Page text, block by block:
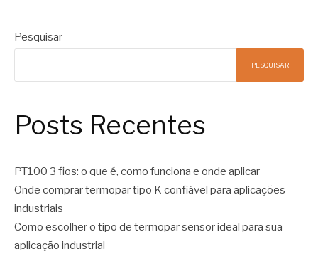
Pesquisar
PESQUISAR
Posts Recentes
PT100 3 fios: o que é, como funciona e onde aplicar
Onde comprar termopar tipo K confiável para aplicações
industriais
Como escolher o tipo de termopar sensor ideal para sua
aplicação industrial